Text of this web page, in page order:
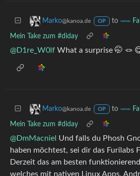
Marko@kanoa.de OP to
Mein Take zum #diday
@D1re_W0lf What a surprise 🤭 🪢
Marko@kanoa.de OP to
Mein Take zum #diday
@DmMacniel Und falls du Phosh
haben möchtest, sei dir das Furilabs
Derzeit das am besten
welches mit nativen Linux Apps,